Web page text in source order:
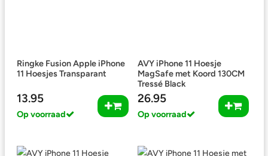
Ringke Fusion Apple iPhone
11 Hoesjes Transparant
13.95
Op voorraad
AVY iPhone 11 Hoesje
MagSafe met Koord 130CM
Tressé Black
26.95
Op voorraad